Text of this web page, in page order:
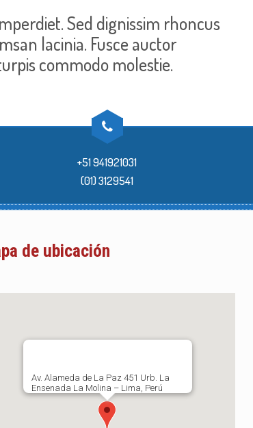
Sed dignissim rhoncus
lacinia. Fusce auctor
commodo molestie.
+51 941921031
(01) 3129541
de ubicación
Av. Alameda de La Paz 451 Urb. La
Ensenada La Molina – Lima, Perú